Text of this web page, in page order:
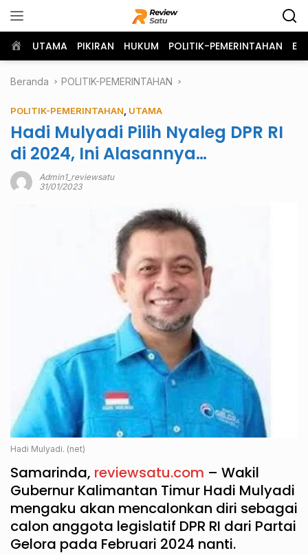
ke
Home
UTAMA PIKIRAN HUKUM POLITIK-PEMERINTAHAN
Beranda POLITIK-PEMERINTAHAN
POLITIK-PEMERINTAHAN UTAMA
Hadi Mulyadi Pilih Nyaleg DPR RI
di 2024, Ini Alasannya…
Admin1_reviewsatu
31/01/2023
Hadi Mulyadi. (net)
Samarinda, reviewsatu.com – Wakil
Gubernur Kalimantan Timur Hadi Mulyadi
mengaku akan mencalonkan diri sebagai
calon anggota legislatif DPR RI dari Partai
Gelora pada Februari 2024 nanti.